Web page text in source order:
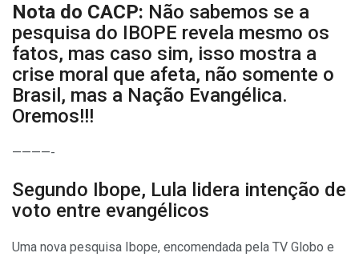
Nota do CACP: Não sabemos se a
pesquisa do IBOPE revela mesmo os
fatos, mas caso sim, isso mostra a
crise moral que afeta, não somente o
Brasil, mas a Nação Evangélica.
Oremos!!!
————-
Segundo Ibope, Lula lidera intenção de
voto entre evangélicos
Uma nova pesquisa Ibope, encomendada pela TV Globo e